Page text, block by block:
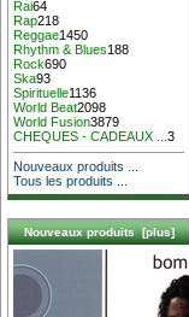
Rai64
Rap218
Reggae1450
Rhythm & Blues188
Rock690
Ska93
Spirituelle1136
World Beat2098
World Fusion3879
CHEQUES - CADEAUX ...3
Nouveaux produits ...
Tous les produits ...
Nouveaux produits [plus]